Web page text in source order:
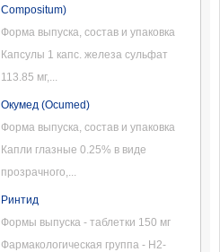
Compositum)
Форма выпуска, состав и упаковка
Капсулы 1 капс. железа сульфат
113.85 мг,...
Окумед (Ocumed)
Форма выпуска, состав и упаковка
Капли глазные 0.25% в виде
прозрачного,...
Ринтид
Формы выпуска - таблетки 150 мг
Фармакологическая группа - H2-